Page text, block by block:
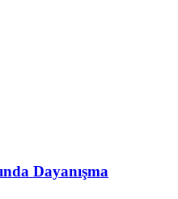
Dayanışma